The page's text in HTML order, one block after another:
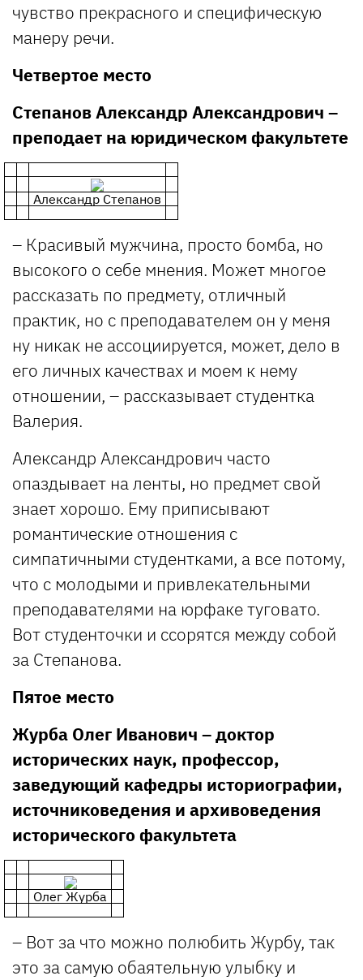
чувство прекрасного и специфическую
манеру речи.
Четвертое место
Степанов Александр Александрович –
преподает на юридическом факультете
Александр Степанов
– Красивый мужчина, просто бомба, но
высокого о себе мнения. Может многое
рассказать по предмету, отличный
практик, но с преподавателем он у меня
ну никак не ассоциируется, может, дело в
его личных качествах и моем к нему
отношении, – рассказывает студентка
Валерия.
Александр Александрович часто
опаздывает на ленты, но предмет свой
знает хорошо. Ему приписывают
романтические отношения с
симпатичными студентками, а все потому,
что с молодыми и привлекательными
преподавателями на юрфаке туговато.
Вот студенточки и ссорятся между собой
за Степанова.
Пятое место
Журба Олег Иванович – доктор
исторических наук, профессор,
заведующий кафедры историографии,
источниковедения и архивоведения
исторического факультета
Олег Журба
– Вот за что можно полюбить Журбу, так
это за самую обаятельную улыбку и